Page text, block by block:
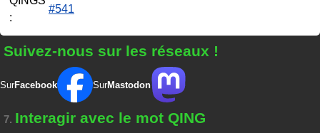
:
#541
Suivez-nous sur les réseaux !
SurFacebook SurMastodon
7. Interagir avec le mot QING